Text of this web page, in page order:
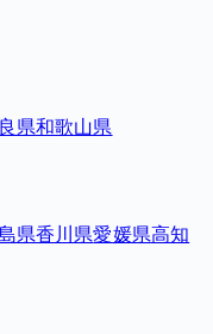
県和歌山県
県香川県愛媛県高知